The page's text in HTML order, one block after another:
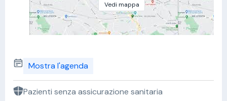
Vedi mappa
Mostra l'agenda
Pazienti senza assicurazione sanitaria